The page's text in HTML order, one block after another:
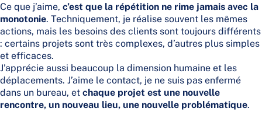
Ce que j’aime, c’est que la répétition ne rime jamais avec la
monotonie. Techniquement, je réalise souvent les mêmes
actions, mais les besoins des clients sont toujours différents
: certains projets sont très complexes, d’autres plus simples
et efficaces.
J’apprécie aussi beaucoup la dimension humaine et les
déplacements. J’aime le contact, je ne suis pas enfermé
dans un bureau, et chaque projet est une nouvelle
rencontre, un nouveau lieu, une nouvelle problématique.